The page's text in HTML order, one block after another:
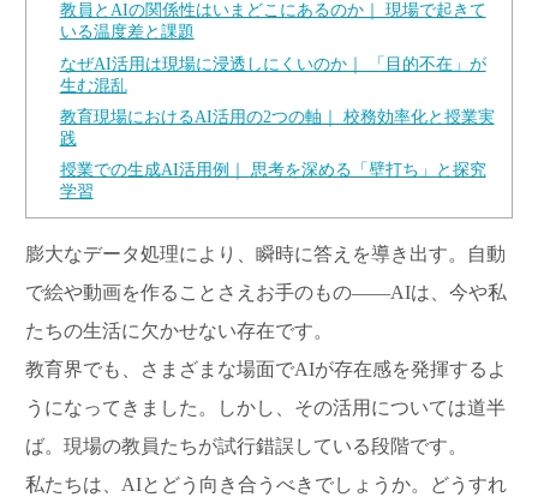
教員とAIの関係性はいまどこにあるのか｜ 現場で起きて
いる温度差と課題
なぜAI活用は現場に浸透しにくいのか｜ 「目的不在」が
生む混乱
教育現場におけるAI活用の2つの軸｜ 校務効率化と授業実
践
授業での生成AI活用例｜ 思考を深める「壁打ち」と探究
学習
膨大なデータ処理により、瞬時に答えを導き出す。自動
で絵や動画を作ることさえお手のもの――AIは、今や私
たちの生活に欠かせない存在です。
教育界でも、さまざまな場面でAIが存在感を発揮するよ
うになってきました。しかし、その活用については道半
ば。現場の教員たちが試行錯誤している段階です。
私たちは、AIとどう向き合うべきでしょうか。どうすれ